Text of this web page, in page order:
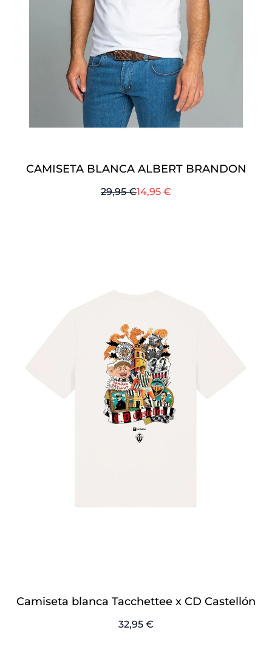
CAMISETA BLANCA ALBERT BRANDON
Precio normal
29,95 €Desde
14,95 €
Camiseta blanca Tacchettee x CD Castellón
32,95 €